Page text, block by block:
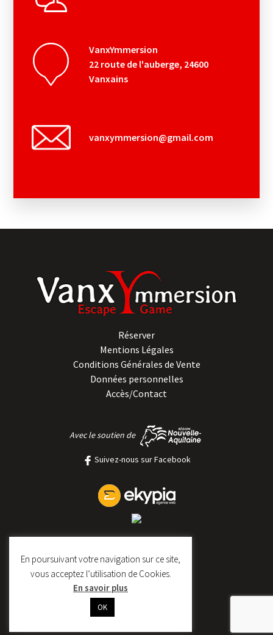
VanxYmmersion
22 route de l'auberge, 24600
Vanxains
vanxymmersion@gmail.com
Réserver
Mentions Légales
Conditions Générales de Vente
Données personnelles
Accès/Contact
Avec le soutien de
Suivez-nous sur Facebook
En poursuivant votre navigation sur ce site,
vous acceptez l’utilisation de Cookies.
En savoir plus
OK